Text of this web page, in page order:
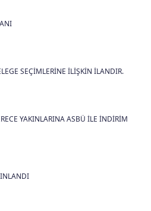
SEÇİMLERİNE İLİŞKİN İLANDIR.
YAKINLARINA ASBÜ İLE İNDİRİM